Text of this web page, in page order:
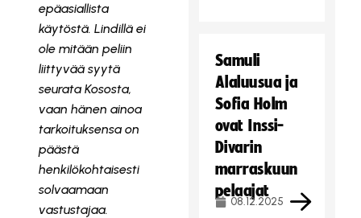
epäasiallista
käytöstä. Lindillä ei
ole mitään peliin
liittyvää syytä
seurata Kososta,
vaan hänen ainoa
tarkoituksensa on
päästä
henkilökohtaisesti
solvaamaan
vastustajaa.
Samuli
Alaluusua ja
Sofia Holm
ovat Inssi-
Divarin
marraskuun
pelaajat
08.12.2025